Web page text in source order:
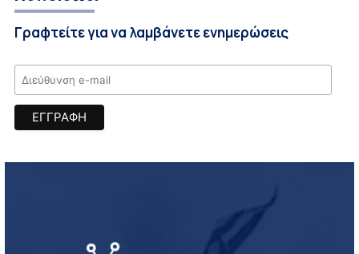
Γραφτείτε για να λαμβάνετε ενημερώσεις